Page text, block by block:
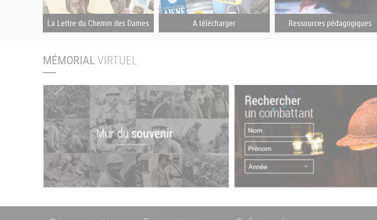
La Lettre du Chemin des Dames A télécharger Ressources pédagogiques
MÉMORIALVIRTUEL